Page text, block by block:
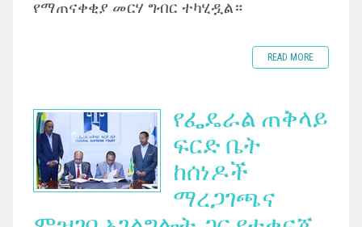
የማጠናቀቂያ መርሃ ግብር ተካሂዷል።
READ MORE
የፌዴራል ጠቅላይ
ፍርድ ቤት
ከሰነዶች
ማረጋገጫና